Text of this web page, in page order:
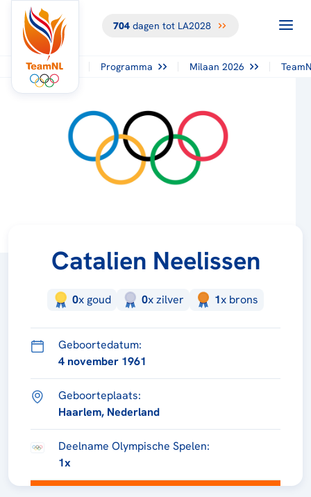
704dagen tot LA2028
Programma Milaan 2026
Catalien Neelissen
0x goud 0xzilver 1x brons
Geboortedatum:
4 november 1961
Geboorteplaats:
Haarlem, Nederland
Deelname Olympische Spelen:
1x